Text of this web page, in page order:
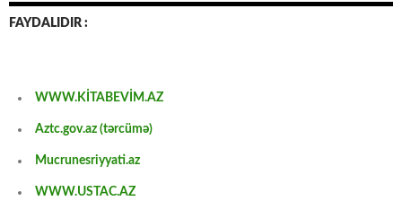
FAYDALIDIR :
WWW.KİTABEVİM.AZ
Aztc.gov.az (tərcümə)
Mucrunesriyyati.az
WWW.USTAC.AZ